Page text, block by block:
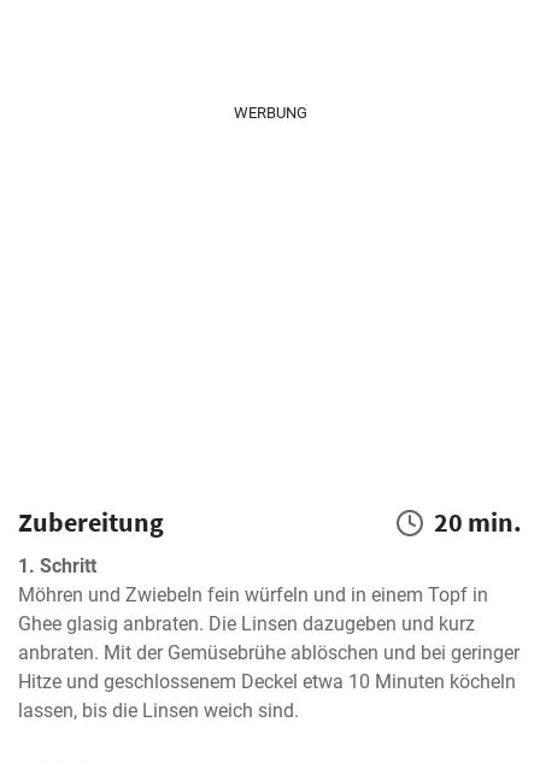
WERBUNG
Zubereitung 20 min.
1. Schritt
Möhren und Zwiebeln fein würfeln und in einem Topf in
Ghee glasig anbraten. Die Linsen dazugeben und kurz
anbraten. Mit der Gemüsebrühe ablöschen und bei geringer
Hitze und geschlossenem Deckel etwa 10 Minuten köcheln
lassen, bis die Linsen weich sind.